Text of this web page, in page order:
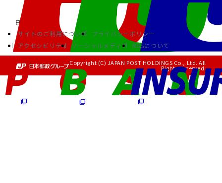
サイトのご利用について
プライバシーポリシー
アクセシビリティ
ソーシャルメディア RSSについて
Copyright (C) JAPAN POST HOLDINGS Co., Ltd. All
Rights Reserved.